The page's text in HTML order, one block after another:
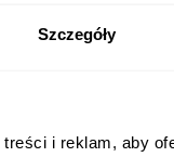
Szczegóły
i reklam, aby
w